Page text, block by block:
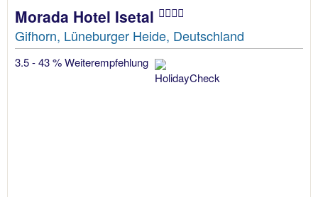
Morada Hotel Isetal
Gifhorn, Lüneburger Heide, Deutschland
3.5 - 43 % Weiterempfehlung